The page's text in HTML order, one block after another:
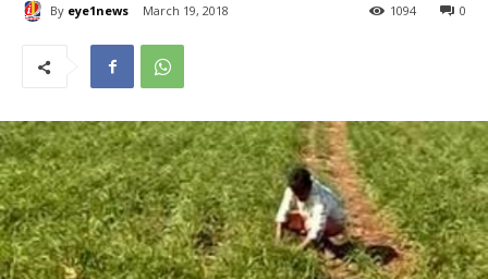
By eye1news March 19, 2018 0
1094